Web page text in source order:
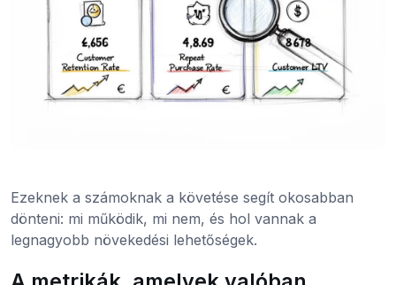
Ezeknek a számoknak a követése segít okosabban
dönteni: mi működik, mi nem, és hol vannak a
legnagyobb növekedési lehetőségek.